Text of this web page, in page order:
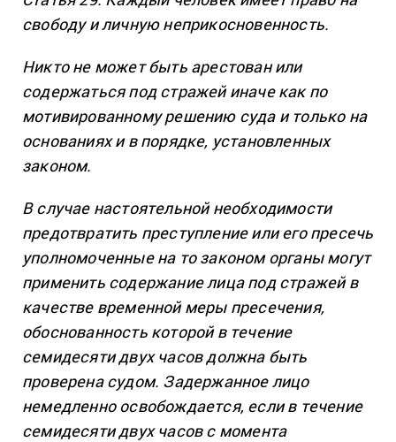
свободу и личную неприкосновенность.
Никто не может быть арестован или
содержаться под стражей иначе как по
мотивированному решению суда и только на
основаниях и в порядке, установленных
законом.
В случае настоятельной необходимости
предотвратить преступление или его пресечь
уполномоченные на то законом органы могут
применить содержание лица под стражей в
качестве временной меры пресечения,
обоснованность которой в течение
семидесяти двух часов должна быть
проверена судом. Задержанное лицо
немедленно освобождается, если в течение
семидесяти двух часов с момента